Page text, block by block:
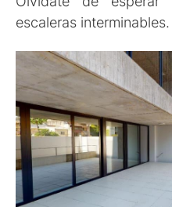
escaleras interminables.